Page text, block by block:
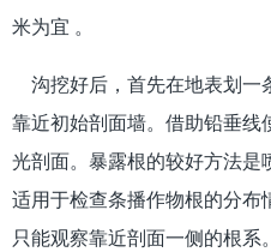
米为宜 。
沟挖好后，首先在地表划一
靠近初始剖面墙。借助铅垂
光剖面。暴露根的较好方法
适用于检查条播作物根的分布
只能观察靠近剖面一侧的根系。